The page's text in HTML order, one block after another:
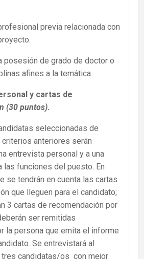
previa relacionada con
posesión de grado de doctor o
afines a la temática.
y cartas de
n (30 puntos).
seleccionadas de
anteriores serán
entrevista personal y a una
las funciones del puesto. En
se tendrán en cuenta las cartas
que lleguen para el candidato;
3 cartas de recomendación por
ser remitidas
la persona que emita el informe
Se entrevistará al
candidatas/os con mejor